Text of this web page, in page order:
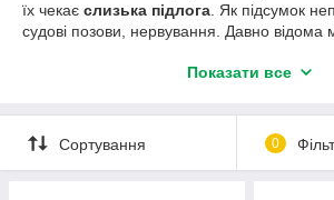
їх чекає слизька підлога . Як підсумок
судові позови, нервування. Давно відома
антиковзних покриттів
покриттів для саун,антиковзні
басейнів
модульного
басейнів
з ПВХ різної структури, висоти,
Показати все
Сортування 0